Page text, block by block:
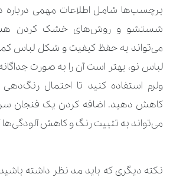
برچسب‌ها شامل اطلاعات مهمی
شستشو و روش‌های خشک کردن
می‌تواند به حفظ کیفیت و شکل لباس
لباس نو، بهتر است آن را به صورت
ولرم استفاده کنید تا احتمال
کاهش دهید. اضافه کردن یک فنجان
می‌تواند به تثبیت رنگ و کاهش
نکته دیگری که باید مد نظر داشته